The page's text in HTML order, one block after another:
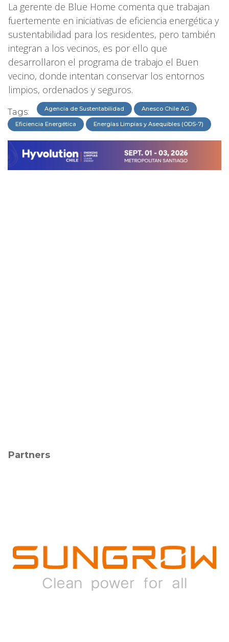
La gerente de Blue Home comenta que trabajan
fuertemente en iniciativas de eficiencia energética y
sustentabilidad para los residentes, pero también
integran a los vecinos, es por ello que
desarrollaron el programa de trabajo el Buen
vecino, donde intentan conservar los entornos
limpios, ordenados y seguros.
Tags: Agencia de Sustentabilidad Anesco Chile AG
Eficiencia Energética Energías Limpias y Asequibles (ODS-7)
Partners